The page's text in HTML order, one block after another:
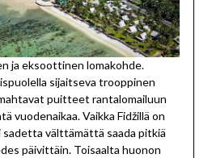
ja eksoottinen lomakohde.
sijaitseva trooppinen
puitteet rantalomailuun
vuodenaikaa. Vaikka Fidžillä on
sadetta välttämättä saada pitkiä
päivittäin. Toisaalta huonon